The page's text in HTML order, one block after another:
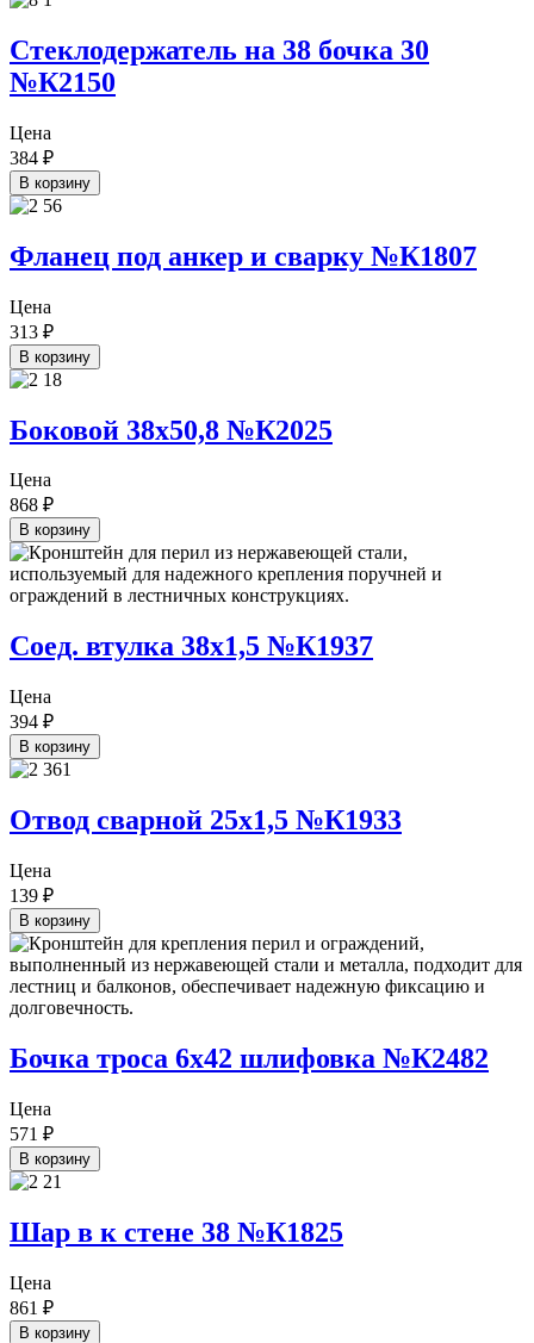
Стеклодержатель на 38 бочка 30
№К2150
Цена
384 ₽
В корзину
Фланец под анкер и сварку №К1807
Цена
313 ₽
В корзину
Боковой 38х50,8 №К2025
Цена
868 ₽
В корзину
Соед. втулка 38х1,5 №К1937
Цена
394 ₽
В корзину
Отвод сварной 25х1,5 №К1933
Цена
139 ₽
В корзину
Бочка троса 6х42 шлифовка №К2482
Цена
571 ₽
В корзину
Шар в к стене 38 №К1825
Цена
861 ₽
В корзину